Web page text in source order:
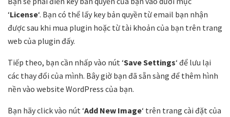
‘License‘. Bạn có thể lấy key bản quyền từ email bạn nhận
được sau khi mua plugin hoặc từ tài khoản của bạn trên trang
web của plugin đấy.
Tiếp theo, bạn cần nhấp vào nút ‘Save Settings‘ để lưu lại
các thay đổi của mình. Bây giờ bạn đã sẵn sàng để thêm hình
nền vào website WordPress của bạn.
Bạn hãy click vào nút ‘Add New Image‘ trên trang cài đặt của